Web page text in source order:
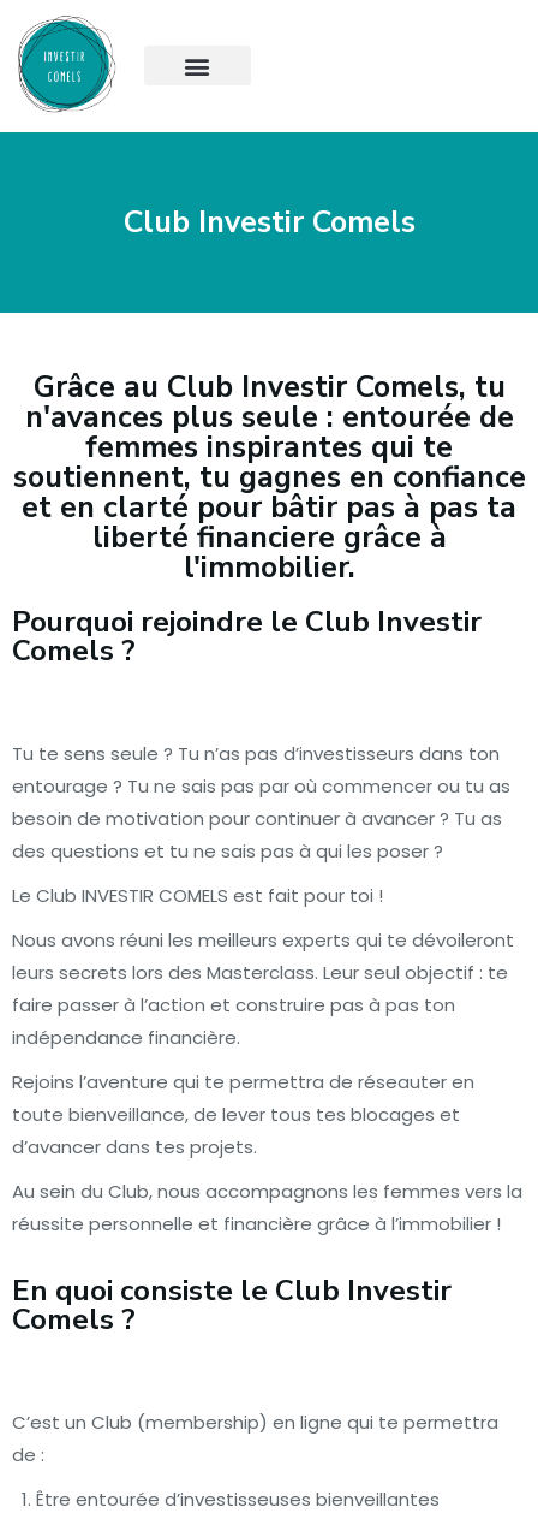
Club Investir Comels
Grâce au Club Investir Comels, tu
n'avances plus seule : entourée de
femmes inspirantes qui te
soutiennent, tu gagnes en confiance
et en clarté pour bâtir pas à pas ta
liberté financiere grâce à
l'immobilier.
Pourquoi rejoindre le Club Investir
Comels ?
Tu te sens seule ? Tu n’as pas d’investisseurs dans ton
entourage ? Tu ne sais pas par où commencer ou tu as
besoin de motivation pour continuer à avancer ? Tu as
des questions et tu ne sais pas à qui les poser ?
Le Club INVESTIR COMELS est fait pour toi !
Nous avons réuni les meilleurs experts qui te dévoileront
leurs secrets lors des Masterclass. Leur seul objectif : te
faire passer à l’action et construire pas à pas ton
indépendance financière.
Rejoins l’aventure qui te permettra de réseauter en
toute bienveillance, de lever tous tes blocages et
d’avancer dans tes projets.
Au sein du Club, nous accompagnons les femmes vers la
réussite personnelle et financière grâce à l’immobilier !
En quoi consiste le Club Investir
Comels ?
C’est un Club (membership) en ligne qui te permettra
de :
Être entourée d’investisseuses bienveillantes